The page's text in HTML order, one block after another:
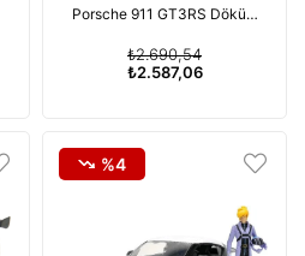
Porsche 911 GT3RS Döküm
Hasarlı)
₺2.587,06
₺2.690,54
%4